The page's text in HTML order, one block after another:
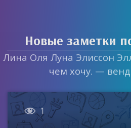
Новые заметки
Лина Оля Луна Элиссон
чем хочу. —
 1